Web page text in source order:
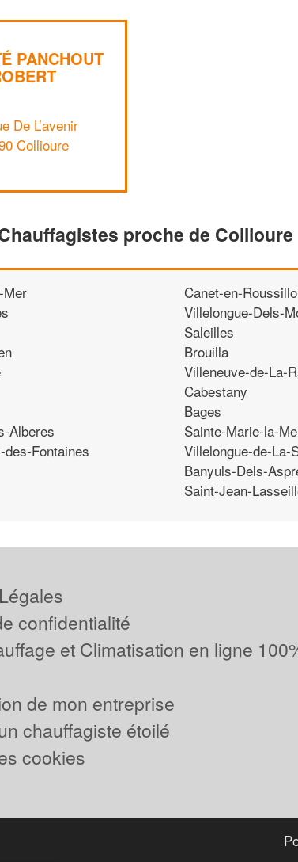
PANCHOUT
De L’avenir
Collioure
proche de Collioure
Mer
Alberes
des-Fontaines
Canet-en-
Villelongue-Dels-
Saleilles
Brouilla
Villeneuve-de-La-
Cabestany
Bages
Sainte-Marie-la-
Villelongue-de-La-
Banyuls-Dels-
Saint-Jean-
confidentialité
et Climatisation en ligne
de mon entreprise
chauffagiste étoilé
cookies